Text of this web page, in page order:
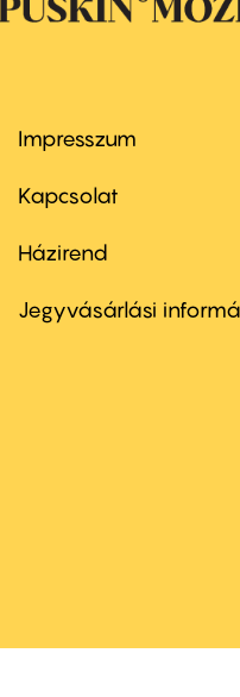
Footer
first
Impresszum
Kapcsolat
Footer
second
Házirend
Jegyvásárlási